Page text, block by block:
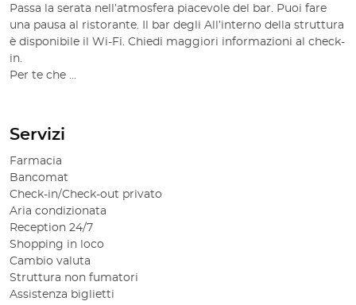
Passa la serata nell’atmosfera piacevole del bar. Puoi fare
una pausa al ristorante. Il bar degli All’interno della struttura
è disponibile il Wi-Fi. Chiedi maggiori informazioni al check-
in.
Per te che ...
Servizi
Farmacia
Bancomat
Check-in/Check-out privato
Aria condizionata
Reception 24/7
Shopping in loco
Cambio valuta
Struttura non fumatori
Assistenza biglietti